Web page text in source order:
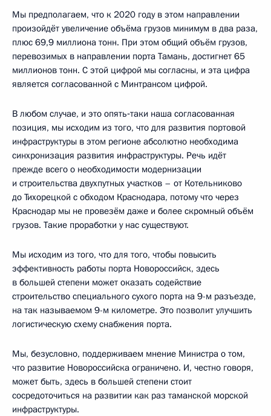
Мы предполагаем, что к 2020 году в этом направлении
произойдёт увеличение объёма грузов минимум в два раза,
плюс 69,9 миллиона тонн. При этом общий объём грузов,
перевозимых в направлении порта Тамань, достигнет 65
миллионов тонн. С этой цифрой мы согласны, и эта цифра
является согласованной с Минтрансом цифрой.
В любом случае, и это опять‑таки наша согласованная
позиция, мы исходим из того, что для развития портовой
инфраструктуры в этом регионе абсолютно необходима
синхронизация развития инфраструктуры. Речь идёт
прежде всего о необходимости модернизации
и строительства двухпутных участков – от Котельниково
до Тихорецкой с обходом Краснодара, потому что через
Краснодар мы не провезём даже и более скромный объём
грузов. Такие проработки у нас существуют.
Мы исходим из того, что для того, чтобы повысить
эффективность работы порта Новороссийск, здесь
в большей степени может оказать содействие
строительство специального сухого порта на 9-м разъезде,
на так называемом 9-м километре. Это позволит улучшить
логистическую схему снабжения порта.
Мы, безусловно, поддерживаем мнение Министра о том,
что развитие Новороссийска ограничено. И, честно говоря,
может быть, здесь в большей степени стоит
сосредоточиться на развитии как раз таманской морской
инфраструктуры.